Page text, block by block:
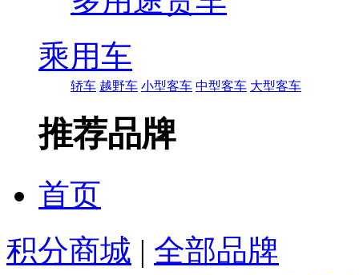
乘用车
轿车 越野车 小型客车 中型客车 大型客车
推荐品牌
首页
积分商城 | 全部品牌